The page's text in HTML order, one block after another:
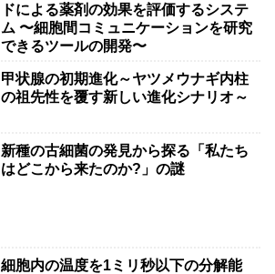
ドによる薬剤の効果を評価するシステ
ム 〜細胞間コミュニケーションを研究
できるツールの開発〜
甲状腺の初期進化～ヤツメウナギ内柱
の祖先性を覆す新しい進化シナリオ～
新種の古細菌の発見から探る「私たち
はどこから来たのか?」の謎
細胞内の温度を1ミリ秒以下の分解能